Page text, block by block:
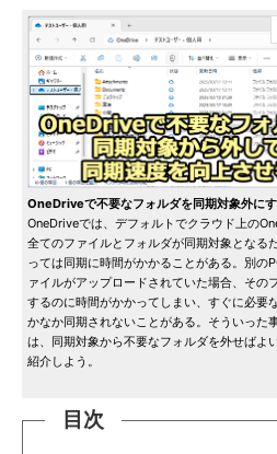
OneDriveで不要なフォルダを同期対象外に
OneDriveでは、デフォルトでクラウド上の
全てのファイルとフォルダが同期対象となる
っては同期に時間がかかることがある。別の
ァイルがアップロードされていた場合、その
するのに時間がかかってしまい、すぐに必要
かなか同期されないことがある。そういった
は、同期対象から不要なフォルダを外せばよ
紹介しよう。
目次